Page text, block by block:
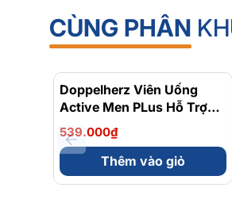
CÙNG PHÂN
Doppelherz Viên Uống
Active Men PLus Hỗ Trợ
Tăng Cường Sức Khỏe
Sinh Lý Nam Hộp 30 Viên
539.000₫
Thêm vào giỏ